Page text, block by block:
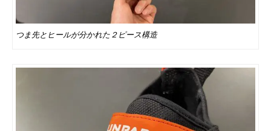
つま先とヒールが分かれた２ピース構造